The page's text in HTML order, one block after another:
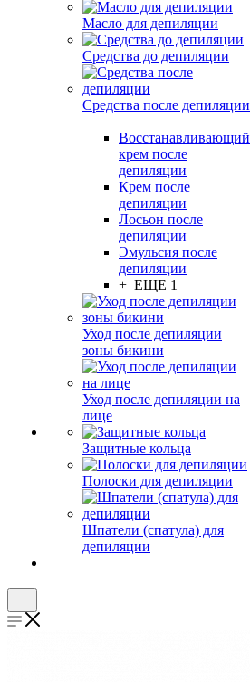
Масло для депиляции
Средства до депиляции
Средства после депиляции
Восстанавливающий
крем после
депиляции
Крем после
депиляции
Лосьон после
депиляции
Эмульсия после
депиляции
+ ЕЩЕ 1
Уход после депиляции
зоны бикини
Уход после депиляции на
лице
Защитные кольца
Полоски для депиляции
Шпатели (спатула) для
депиляции